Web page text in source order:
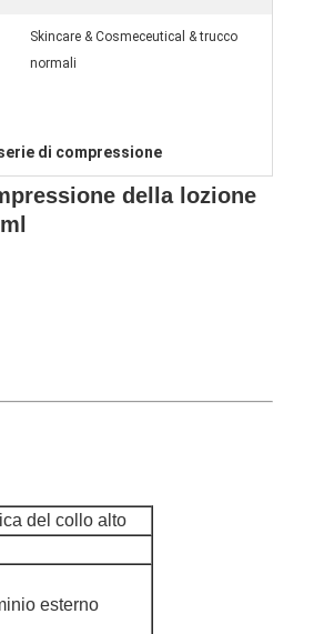
Skincare & Cosmeceutical & trucco
normali
di compressione
della lozione
del collo alto
esterno